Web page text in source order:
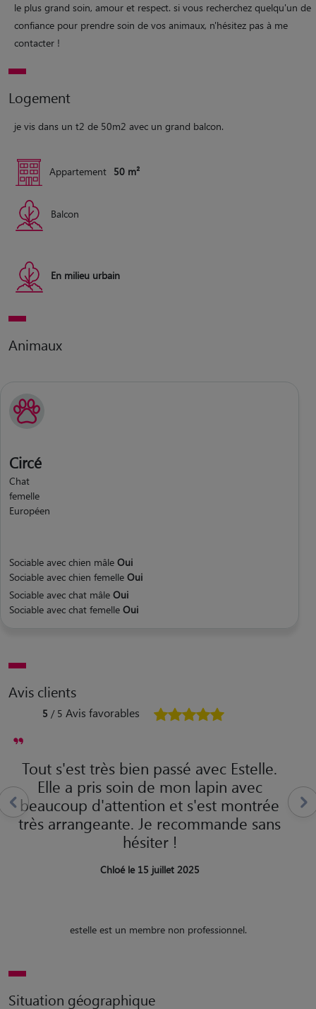
le plus grand soin, amour et respect. si vous recherchez quelqu'un de
confiance pour prendre soin de vos animaux, n'hésitez pas à me
contacter !
Logement
je vis dans un t2 de 50m2 avec un grand balcon.
Appartement 50 m²
Balcon
En milieu urbain
Animaux
Circé
Chat
femelle
Européen
Sociable avec chien mâle Oui
Sociable avec chien femelle Oui
Sociable avec chat mâle Oui
Sociable avec chat femelle Oui
Avis clients
5 / 5 Avis favorables
Tout s'est très bien passé avec Estelle.
Elle a pris soin de mon lapin avec
beaucoup d'attention et s'est montrée
très arrangeante. Je recommande sans
hésiter !
Chloé le 15 juillet 2025
estelle est un membre non professionnel.
Situation géographique